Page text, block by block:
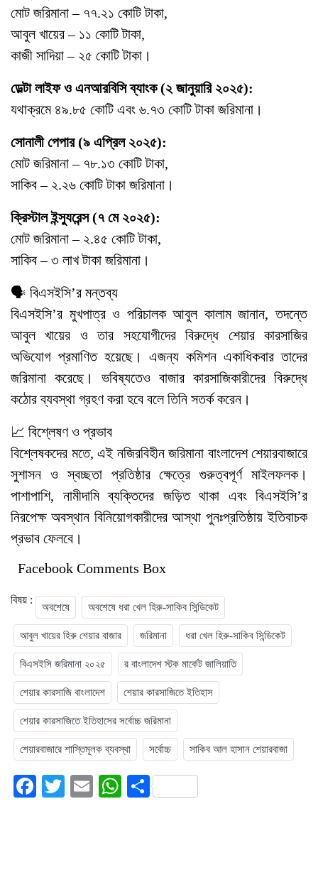
মোট জরিমানা – ৭৭.২১ কোটি টাকা,
আবুল খায়ের – ১১ কোটি টাকা,
কাজী সাদিয়া – ২৫ কোটি টাকা।
ডেল্টা লাইফ ও এনআরবিসি ব্যাংক (২ জানুয়ারি ২০২৫):
যথাক্রমে ৪৯.৮৫ কোটি এবং ৬.৭৩ কোটি টাকা জরিমানা।
সোনালী পেপার (৯ এপ্রিল ২০২৫):
মোট জরিমানা – ৭৮.১৩ কোটি টাকা,
সাকিব – ২.২৬ কোটি টাকা জরিমানা।
ক্রিস্টাল ইন্স্যুরেন্স (৭ মে ২০২৫):
মোট জরিমানা – ২.৪৫ কোটি টাকা,
সাকিব – ৩ লাখ টাকা জরিমানা।
🗣️ বিএসইসি’র মন্তব্য
বিএসইসি’র মুখপাত্র ও পরিচালক আবুল কালাম জানান, তদন্তে
আবুল খায়ের ও তার সহযোগীদের বিরুদ্ধে শেয়ার কারসাজির
অভিযোগ প্রমাণিত হয়েছে। এজন্য কমিশন একাধিকবার তাদের
জরিমানা করেছে। ভবিষ্যতেও বাজার কারসাজিকারীদের বিরুদ্ধে
কঠোর ব্যবস্থা গ্রহণ করা হবে বলে তিনি সতর্ক করেন।
📈 বিশ্লেষণ ও প্রভাব
বিশ্লেষকদের মতে, এই নজিরবিহীন জরিমানা বাংলাদেশ শেয়ারবাজারে
সুশাসন ও স্বচ্ছতা প্রতিষ্ঠার ক্ষেত্রে গুরুত্বপূর্ণ মাইলফলক।
পাশাপাশি, নামীদামি ব্যক্তিদের জড়িত থাকা এবং বিএসইসি’র
নিরপেক্ষ অবস্থান বিনিয়োগকারীদের আস্থা পুনঃপ্রতিষ্ঠায় ইতিবাচক
প্রভাব ফেলবে।
Facebook Comments Box
বিষয় :
অবশেষে অবশেষে ধরা খেল হিরু-সাকিব সিন্ডিকেট
আবুল খায়ের হিরু শেয়ার বাজার জরিমানা ধরা খেল হিরু-সাকিব সিন্ডিকেট
বিএসইসি জরিমানা ২০২৫ র বাংলাদেশ স্টক মার্কেট জালিয়াতি
শেয়ার কারসাজি বাংলাদেশ শেয়ার কারসাজিতে ইতিহাস
শেয়ার কারসাজিতে ইতিহাসের সর্বোচ্চ জরিমানা
শেয়ারবাজারে শাস্তিমূলক ব্যবস্থা সর্বোচ্চ সাকিব আল হাসান শেয়ারবাজা
Facebook
TwitterEmailWhatsApp
Share